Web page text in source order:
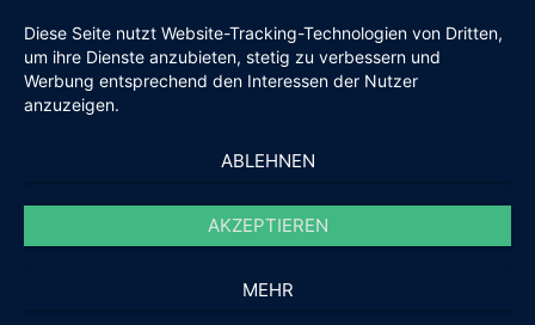
Diese Seite nutzt Website-Tracking-Technologien von Dritten,
um ihre Dienste anzubieten, stetig zu verbessern und
Werbung entsprechend den Interessen der Nutzer
anzuzeigen.
ABLEHNEN
AKZEPTIEREN
MEHR